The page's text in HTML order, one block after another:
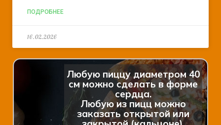
ПОДРОБНЕЕ
16.02.2026
Любую пиццу диаметром 40
см можно сделать в форме
сердца.
Любую из пицц можно
заказать открытой или